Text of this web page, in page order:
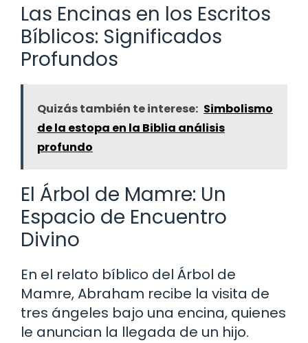
Las Encinas en los Escritos
Bíblicos: Significados
Profundos
Quizás también te interese: Simbolismo
de la estopa en la Biblia análisis
profundo
El Árbol de Mamre: Un
Espacio de Encuentro
Divino
En el relato bíblico del Árbol de
Mamre, Abraham recibe la visita de
tres ángeles bajo una encina, quienes
le anuncian la llegada de un hijo.